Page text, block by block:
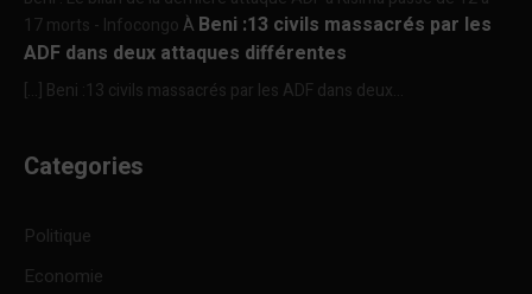
17 morts - InfocongoÀ Beni :13 civils massacrés par les
ADF dans deux attaques différentes
[…] Beni :13 civils massacrés par les ADF dans deux...
Categories
Politique
Economie